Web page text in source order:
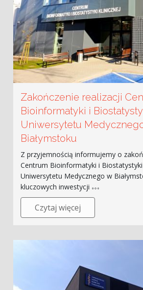
Zakończenie realizacji
Bioinformatyki i
Uniwersytetu
Białymstoku
Z przyjemnością informujemy o
Centrum Bioinformatyki i
Uniwersytetu Medycznego w
kluczowych inwestycji
Czytaj więcej